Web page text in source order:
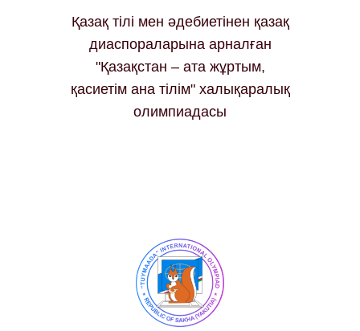
Қазақ тілі мен әдебиетінен қазақ
диаспораларына арналған
"Қазақстан – ата жұртым,
қасиетім ана тілім" халықаралық
олимпиадасы